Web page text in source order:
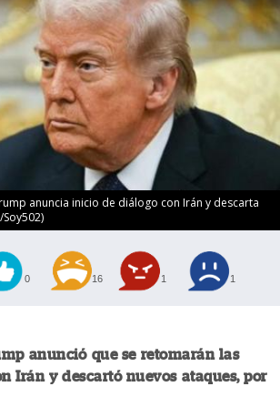
anuncia inicio de diálogo con Irán y descarta
0 16 1 1
anunció que se retomarán las
Irán y descartó nuevos ataques, por